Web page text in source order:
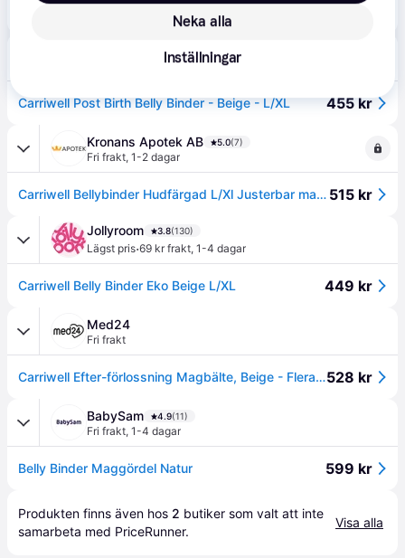
Carriwell Post Birth Belly Binder - Beige - L/XL 455 kr
Kronans Apotek AB 5.0(7)
Fri frakt, 1-2 dagar
Carriwell Bellybinder Hudfärgad L/Xl Justerbar maggördel efter förlossning 1 st 515 kr
Jollyroom 3.8(130)
Lägst pris·69 kr frakt, 1-4 dagar
Carriwell Belly Binder Eko Beige L/XL 449 kr
Med24
Fri frakt
Carriwell Efter-förlossning Magbälte, Beige - Flera storlekar528 kr
BabySam 4.9(11)
Fri frakt, 1-4 dagar
Belly Binder Maggördel Natur 599 kr
Produkten finns även hos 2 butiker som valt att inte
samarbeta med PriceRunner.
Visa alla
Neka alla
Inställningar